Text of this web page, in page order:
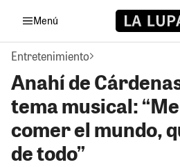
Menú
Entretenimiento
Anahí de
tema musical:
comer el mundo,
de todo”